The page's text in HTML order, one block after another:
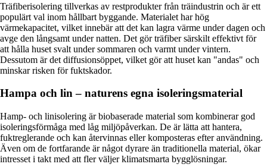
Träfiberisolering tillverkas av restprodukter från träindustrin och är ett
populärt val inom hållbart byggande. Materialet har hög
värmekapacitet, vilket innebär att det kan lagra värme under dagen och
avge den långsamt under natten. Det gör träfiber särskilt effektivt för
att hålla huset svalt under sommaren och varmt under vintern.
Dessutom är det diffusionsöppet, vilket gör att huset kan "andas" och
minskar risken för fuktskador.
Hampa och lin – naturens egna isoleringsmaterial
Hamp- och linisolering är biobaserade material som kombinerar god
isoleringsförmåga med låg miljöpåverkan. De är lätta att hantera,
fuktreglerande och kan återvinnas eller komposteras efter användning.
Även om de fortfarande är något dyrare än traditionella material, ökar
intresset i takt med att fler väljer klimatsmarta bygglösningar.